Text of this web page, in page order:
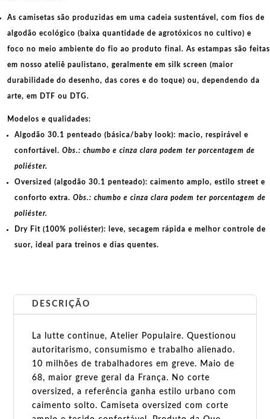
As camisetas são produzidas em uma cadeia sustentável, com fios de
algodão ecológico (baixa quantidade de agrotóxicos no cultivo) e
foco no meio ambiente do fio ao produto final. As estampas são feitas
em nosso ateliê paulistano, geralmente em silk screen (maior
durabilidade do desenho, das cores e do toque) ou, dependendo da
arte, em DTF ou DTG.
Modelos e qualidades:
Algodão 30.1 penteado (básica/baby look): macio, respirável e
confortável. Obs.: chumbo e cinza clara podem ter porcentagem de
poliéster.
Oversized (algodão 30.1 penteado): caimento amplo, estilo street e
conforto extra. Obs.: chumbo e cinza clara podem ter porcentagem de
poliéster.
Dry Fit (100% poliéster): leve, secagem rápida e melhor controle de
suor, ideal para treinos e dias quentes.
DESCRIÇÃO
La lutte continue, Atelier Populaire. Questionou
autoritarismo, consumismo e trabalho alienado.
10 milhões de trabalhadores em greve. Maio de
68, maior greve geral da França. No corte
oversized, a referência ganha estilo urbano com
caimento solto. Camiseta oversized com corte